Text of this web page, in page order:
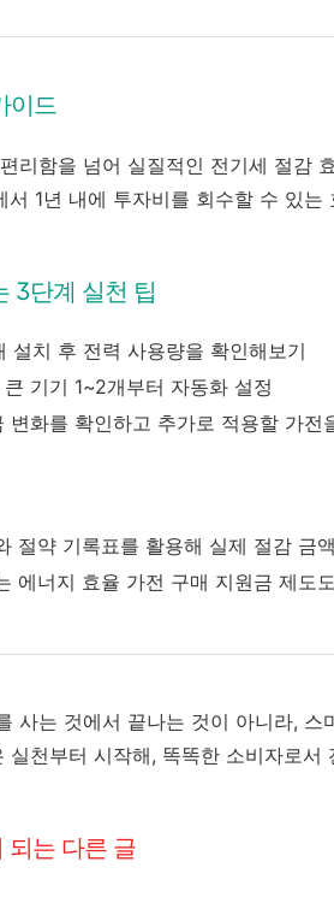
이드
리함을 넘어 실질적인 전기세 절감
서 1년 내에 투자비를 회수할 수 있
3단계 실천 팁
설치 후 전력 사용량을 확인해보기
기기 1~2개부터 자동화 설정
변화를 확인하고 추가로 적용할 가전
절약 기록표를 활용해 실제 절감 금
에너지 효율 가전 구매 지원금 제도
사는 것에서 끝나는 것이 아니라,
실천부터 시작해, 똑똑한 소비자로서
되는 다른 글